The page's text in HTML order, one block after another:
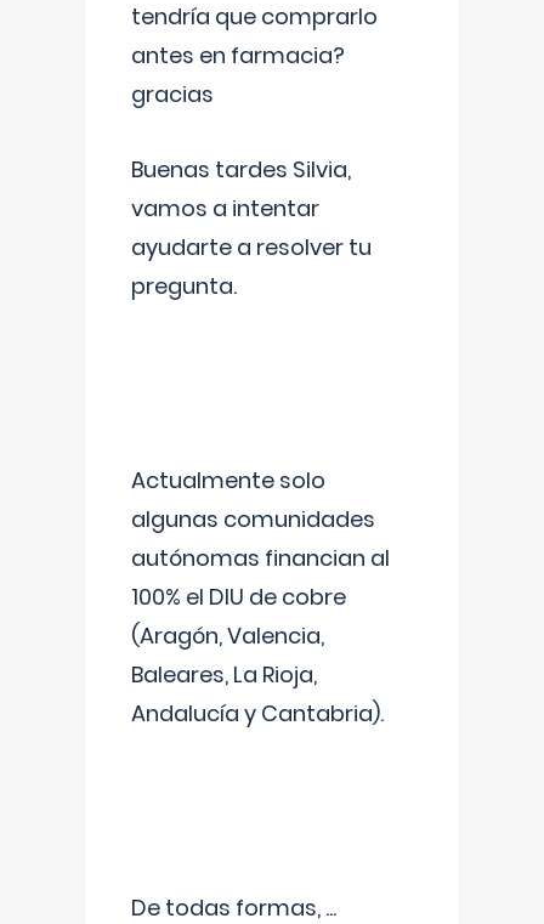
tendría que comprarlo
antes en farmacia?
gracias
Buenas tardes Silvia,
vamos a intentar
ayudarte a resolver tu
pregunta.
Actualmente solo
algunas comunidades
autónomas financian al
100% el DIU de cobre
(Aragón, Valencia,
Baleares, La Rioja,
Andalucía y Cantabria).
De todas formas, ...